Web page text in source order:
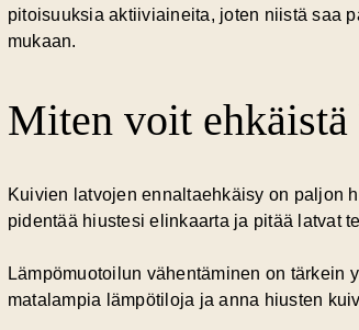
pitoisuuksia aktiiviaineita, joten niistä saa
mukaan.
Miten voit
Kuivien latvojen ennaltaehkäisy on paljon
pidentää hiustesi elinkaarta ja pitää latvat
Lämpömuotoilun vähentäminen on tärkein
matalampia lämpötiloja ja anna hiusten